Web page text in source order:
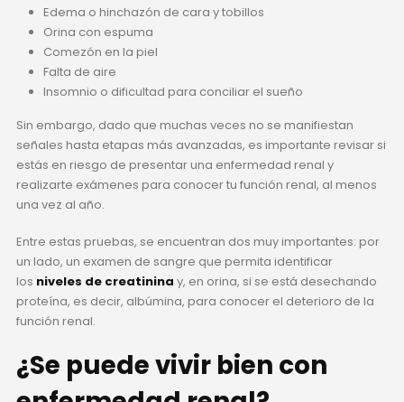
Edema o hinchazón de cara y tobillos
Orina con espuma
Comezón en la piel
Falta de aire
Insomnio o dificultad para conciliar el sueño
Sin embargo, dado que muchas veces no se manifiestan
señales hasta etapas más avanzadas, es importante revisar si
estás en riesgo de presentar una enfermedad renal y
realizarte exámenes para conocer tu función renal, al menos
una vez al año.
Entre estas pruebas, se encuentran dos muy importantes: por
un lado, un examen de sangre que permita identificar
los niveles de creatinina y, en orina, si se está desechando
proteína, es decir, albúmina, para conocer el deterioro de la
función renal.
¿Se puede vivir bien con